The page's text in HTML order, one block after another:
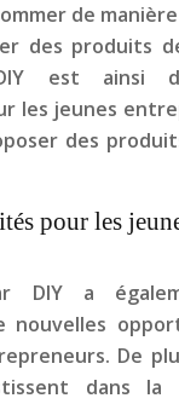
de
des produits
est ainsi
les jeunes
des
pour les
DIY a
nouvelles
De
dans